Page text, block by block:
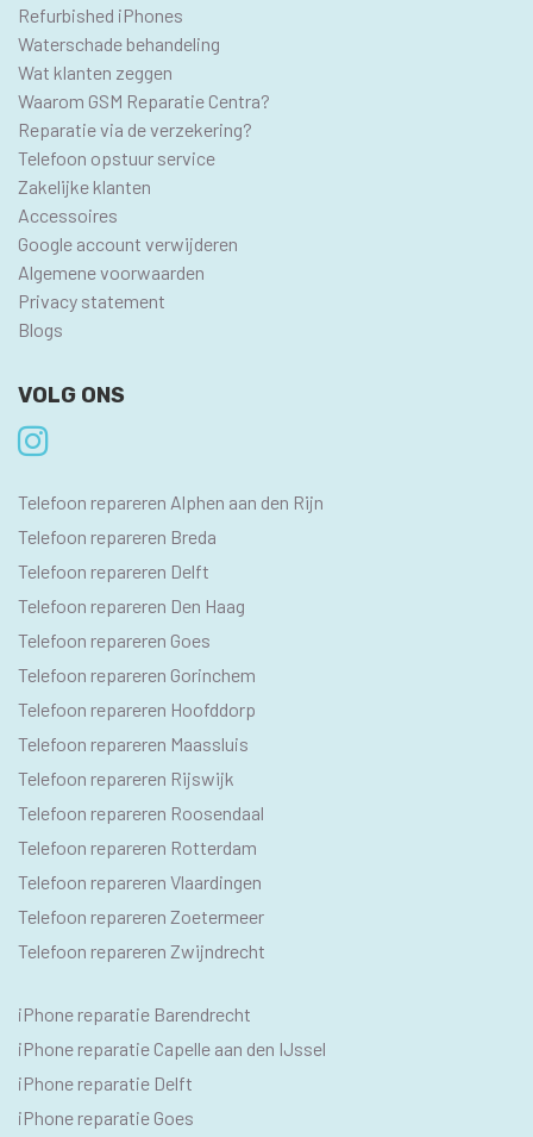
Refurbished iPhones
Waterschade behandeling
Wat klanten zeggen
Waarom GSM Reparatie Centra?
Reparatie via de verzekering?
Telefoon opstuur service
Zakelijke klanten
Accessoires
Google account verwijderen
Algemene voorwaarden
Privacy statement
Blogs
VOLG ONS
SEO
PAGINA'S
Telefoon repareren Alphen aan den Rijn
Telefoon repareren Breda
Telefoon repareren Delft
Telefoon repareren Den Haag
Telefoon repareren Goes
Telefoon repareren Gorinchem
Telefoon repareren Hoofddorp
Telefoon repareren Maassluis
Telefoon repareren Rijswijk
Telefoon repareren Roosendaal
Telefoon repareren Rotterdam
Telefoon repareren Vlaardingen
Telefoon repareren Zoetermeer
Telefoon repareren Zwijndrecht
IPHONE
SEO
TEKSTEN
iPhone reparatie Barendrecht
iPhone reparatie Capelle aan den IJssel
iPhone reparatie Delft
iPhone reparatie Goes